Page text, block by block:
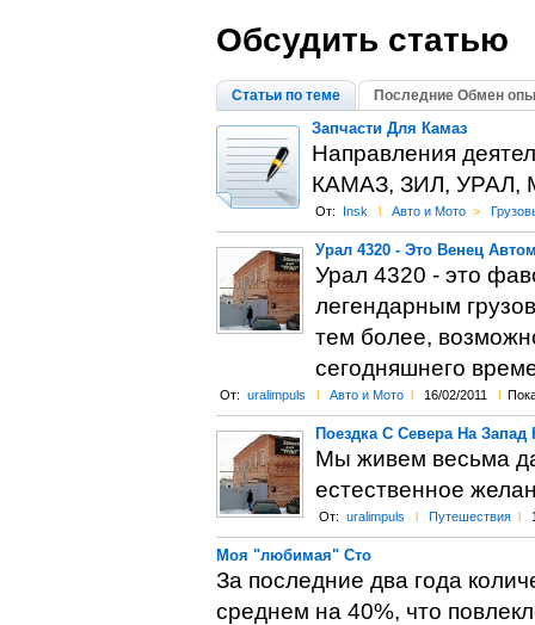
Обсудить статью
Статьи по теме Последние Обмен
Запчасти Для Камаз
Направления
КАМАЗ, ЗИЛ, УРАЛ,
От: Insk l Авто и Мото >
Урал 4320 - Это Венец
Урал 4320 - это
легендарным
тем более,
сегодняшнего
От: uralimpuls l Авто и Мото l 16/02/2011 l
Поездка С Севера На Запад
Мы живем весьма
естественное
От: uralimpuls l Путешествия l
Моя "любимая" Сто
За последние два года
среднем на 40%, что